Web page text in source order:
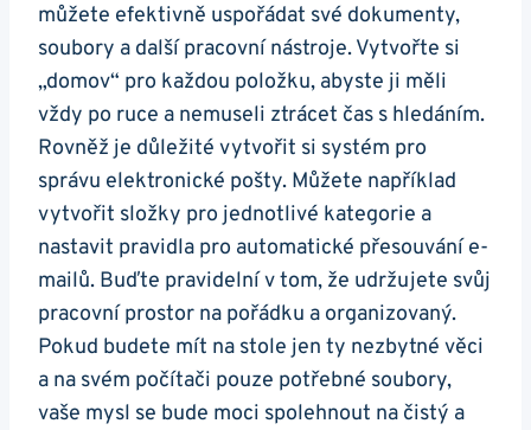
můžete efektivně uspořádat své dokumenty,
soubory a další pracovní nástroje. Vytvořte si
„domov“ pro každou položku, abyste ji měli
vždy po ruce a nemuseli ztrácet čas s hledáním.
Rovněž je důležité vytvořit si systém pro
správu elektronické pošty. Můžete například
vytvořit složky pro jednotlivé kategorie a
nastavit pravidla pro automatické přesouvání e-
mailů. Buďte pravidelní v tom, že udržujete svůj
pracovní prostor na pořádku a organizovaný.
Pokud budete mít na stole jen ty nezbytné věci
a na svém počítači pouze potřebné soubory,
vaše mysl se bude moci spolehnout na čistý a